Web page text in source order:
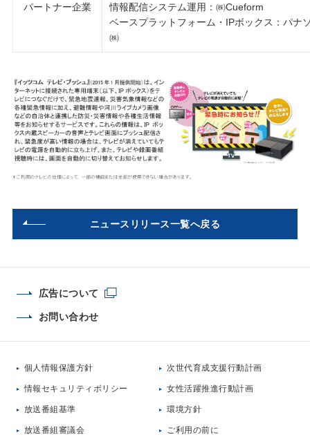
パートナー企業
情報配信システム運用：㈱Cueform
ベースプラットフォーム・IPボックス：パナ
㈱
ニュースリリース一覧へ戻る
広告について
お問い合わせ
個人情報保護方針
情報セキュリティポリシー
放送番組基準
放送番組審議会
次世代育成支援行動計画
女性活躍推進行動計画
環境方針
ご利用の前に